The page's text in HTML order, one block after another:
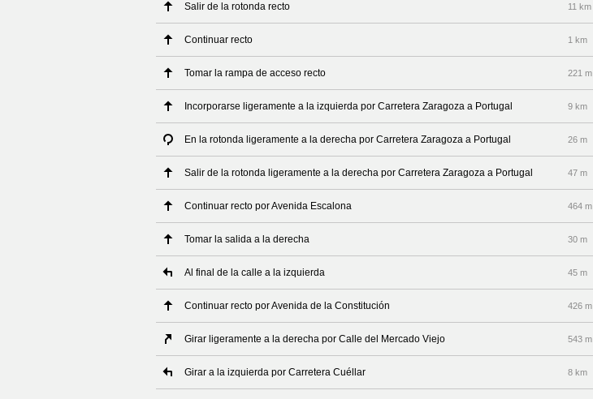
Salir de la rotonda recto 11 km
Continuar recto 1 km
Tomar la rampa de acceso recto 221 m
Incorporarse ligeramente a la izquierda por Carretera Zaragoza a Portugal 9 km
En la rotonda ligeramente a la derecha por Carretera Zaragoza a Portugal 26 m
Salir de la rotonda ligeramente a la derecha por Carretera Zaragoza a Portugal 47 m
Continuar recto por Avenida Escalona 464 m
Tomar la salida a la derecha 30 m
Al final de la calle a la izquierda 45 m
Continuar recto por Avenida de la Constitución 426 m
Girar ligeramente a la derecha por Calle del Mercado Viejo 543 m
Girar a la izquierda por Carretera Cuéllar 8 km